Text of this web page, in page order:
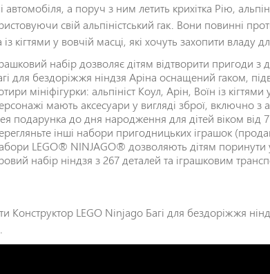
автомобіля, а поруч з ним летить крихітка Рію,
свій альпіністський гак. Вони повинні
із кігтями у вовчій масці, які хочуть захопити
набір дозволяє дітям відтворити пригоди
для бездоріжжя ніндзя Аріна оснащений гаком,
мініфігурки: альпініст Коул, Арін, Воїн із
мають аксесуари у вигляді зброї, включно з
подарунка до дня народження для дітей віком від
інші набори пригодницьких іграшок
LEGO® NINJAGO® дозволяють дітям поринути у
набір ніндзя з 267 деталей та іграшковим
Конструктор LEGO Ninjago Багі для бездоріжжя
*
Заголовок відгуку
*
Відгук